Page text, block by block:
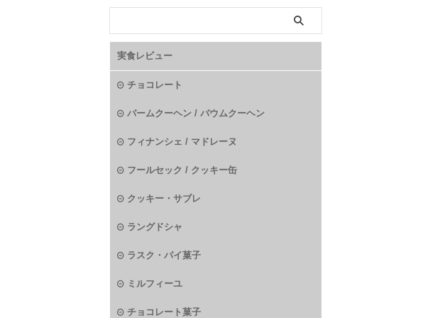
実食レビュー
チョコレート
バームクーヘン / バウムクーヘン
フィナンシェ / マドレーヌ
フールセック / クッキー缶
クッキー・サブレ
ラングドシャ
ラスク・パイ菓子
ミルフィーユ
チョコレート菓子